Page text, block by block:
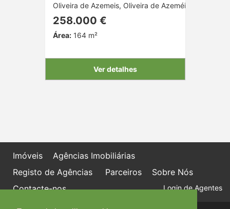
Oliveira de Azemeis, Oliveira de Azeméis, Aveiro
258.000 €
Área:164 m²
Ver detalhes
Imóveis
Agências Imobiliárias
Registo de Agências
Parceiros
Sobre Nós
Contacte-nos
Login de Agentes